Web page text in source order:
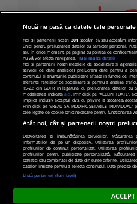
© 2019 PRO TV S.R.L |
de confidentialitate
Nouă ne pasă ca datele tale
Noi și partenerii noștri201 stocăm și/sau accesăm
unici pentru prelucrarea datelor cu caracter personal.
sau în orice moment, pe pagina cu politica de
nu vă vor afecta navigarea.
Mai multe detalii
Noi si partenerii nostri (retelele de socializare si
servicii de date analitice) prelucram date pentru a
continutul si anunturile publicitare afisate in functie de
aferente retelelor de socializare si pentru a analiza
15-22 din GDPR in legatura cu prelucrarea datelor cu
modalitatea indicata aici. Prin click pe “ACCEPT
implica inclusiv acceptul dvs. cu privire la stocarea/
Prin click pe “VREAU SA MODIFIC SETARILE
cele legate de cookie strict necesare pentru functionarea
Atât noi, cât și partenerii noștri
Dezvoltarea și îmbunătățirea serviciilor. Măsurarea
informațiilor de pe un dispozitiv. Utilizarea
profilurilor de conținut personalizat. Utilizarea
profilurilor pentru publicitate personalizată.
statistici sau combinații de date din surse diferite.
datelor limitate pentru a selecta conținutul. Date precise
Listă parteneri (furnizori)